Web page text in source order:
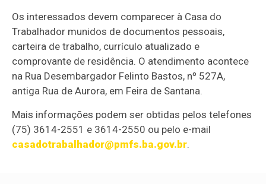
Os interessados devem comparecer à Casa do
Trabalhador munidos de documentos pessoais,
carteira de trabalho, currículo atualizado e
comprovante de residência. O atendimento acontece
na Rua Desembargador Felinto Bastos, nº 527A,
antiga Rua de Aurora, em Feira de Santana.
Mais informações podem ser obtidas pelos telefones
(75) 3614-2551 e 3614-2550 ou pelo e-mail
casadotrabalhador@pmfs.ba.gov.br.